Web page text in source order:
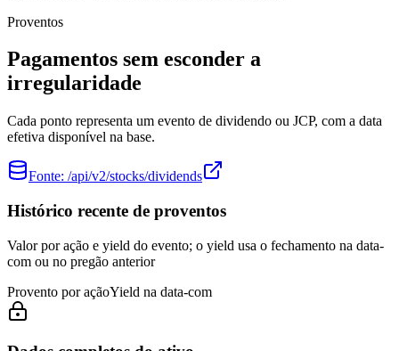
Proventos
Pagamentos sem esconder a
irregularidade
Cada ponto representa um evento de dividendo ou JCP, com a data
efetiva disponível na base.
Fonte: /api/v2/stocks/dividends
Histórico recente de proventos
Valor por ação e yield do evento; o yield usa o fechamento na data-
com ou no pregão anterior
Provento por açãoYield na data-com